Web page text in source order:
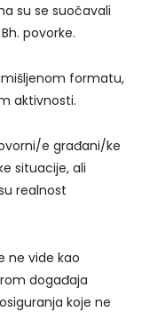
su se suočavali
povorke.
formatu,
aktivnosti.
e građani/ke
situacije, ali
realnost
ne vide kao
događaja
koje ne